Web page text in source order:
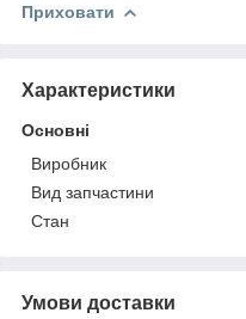
Приховати
Характеристики
Основні
Виробник
Вид запчастини
Стан
Умови доставки